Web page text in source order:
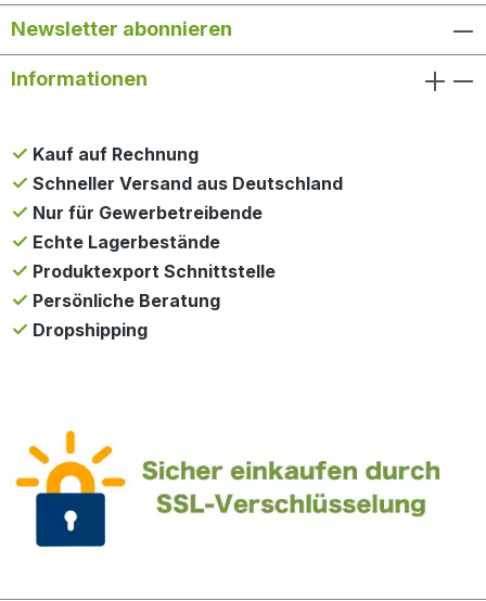
Newsletter abonnieren
Informationen
Kauf auf Rechnung
Schneller Versand aus Deutschland
Nur für Gewerbetreibende
Echte Lagerbestände
Produktexport Schnittstelle
Persönliche Beratung
Dropshipping